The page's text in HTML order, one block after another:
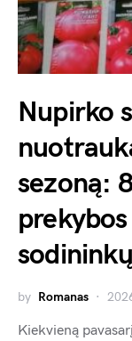
Nupirko
sezoną:
sodininkų
by Romanas
Kiekvieną